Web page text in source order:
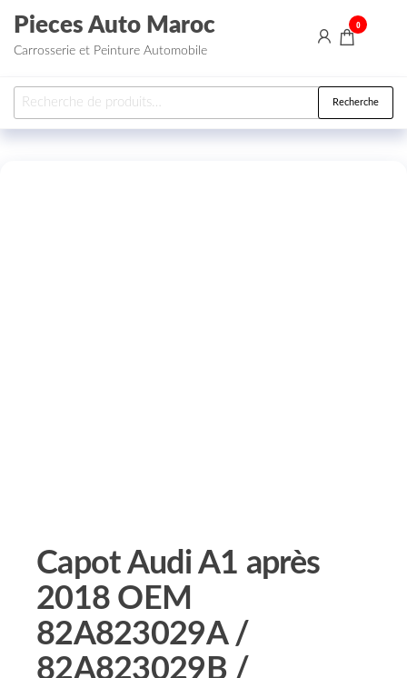
Aller au contenu
Pieces Auto Maroc
Carrosserie et Peinture Automobile
0
Recherche pour : Recherche
Capot Audi A1 après
2018 OEM
82A823029A /
82A823029B /